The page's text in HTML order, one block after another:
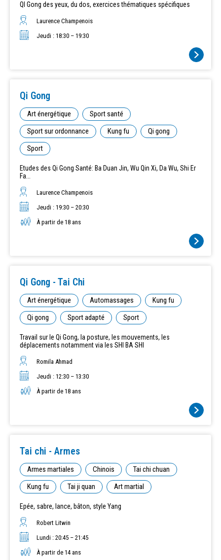
QI Gong des yeux, du dos, exercices thématiques spécifiques
Laurence Champenois
Jeudi : 18:30 – 19:30
Qi Gong
Art énergétique
Sport santé
Sport sur ordonnance
Kung fu
Qi gong
Sport
Etudes des Qi Gong Santé: Ba Duan Jin, Wu Qin Xi, Da Wu, Shi Er
Fa...
Laurence Champenois
Jeudi : 19:30 – 20:30
À partir de 18 ans
Qi Gong - Tai Chi
Art énergétique Automassages
Kung fu
Qi gong
Sport adapté Sport
Travail sur le Qi Gong, la posture, les mouvements, les
déplacements notamment via les SHI BA SHI
Romila Ahmad
Jeudi : 12:30 – 13:30
À partir de 18 ans
Tai chi - Armes
Armes martiales Chinois
Tai chi chuan
Kung fu
Tai ji quan Art martial
Epée, sabre, lance, bâton, style Yang
Robert Litwin
Lundi : 20:45 – 21:45
À partir de 14 ans